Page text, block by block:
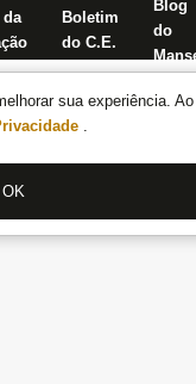
sua experiência.
.
OK
da
Boletim
do C.E.
Blog
do